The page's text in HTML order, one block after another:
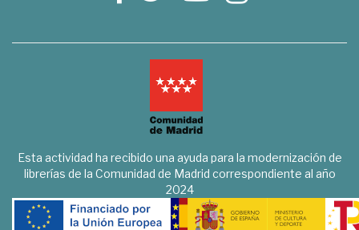
Esta actividad ha recibido una ayuda para la modernización de
librerías de la Comunidad de Madrid correspondiente al año
2024